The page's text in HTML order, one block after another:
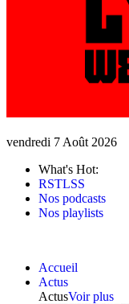
vendredi 7 Août 2026
What's Hot:
RSTLSS
Nos podcasts
Nos playlists
Accueil
Actus
ActusVoir plus